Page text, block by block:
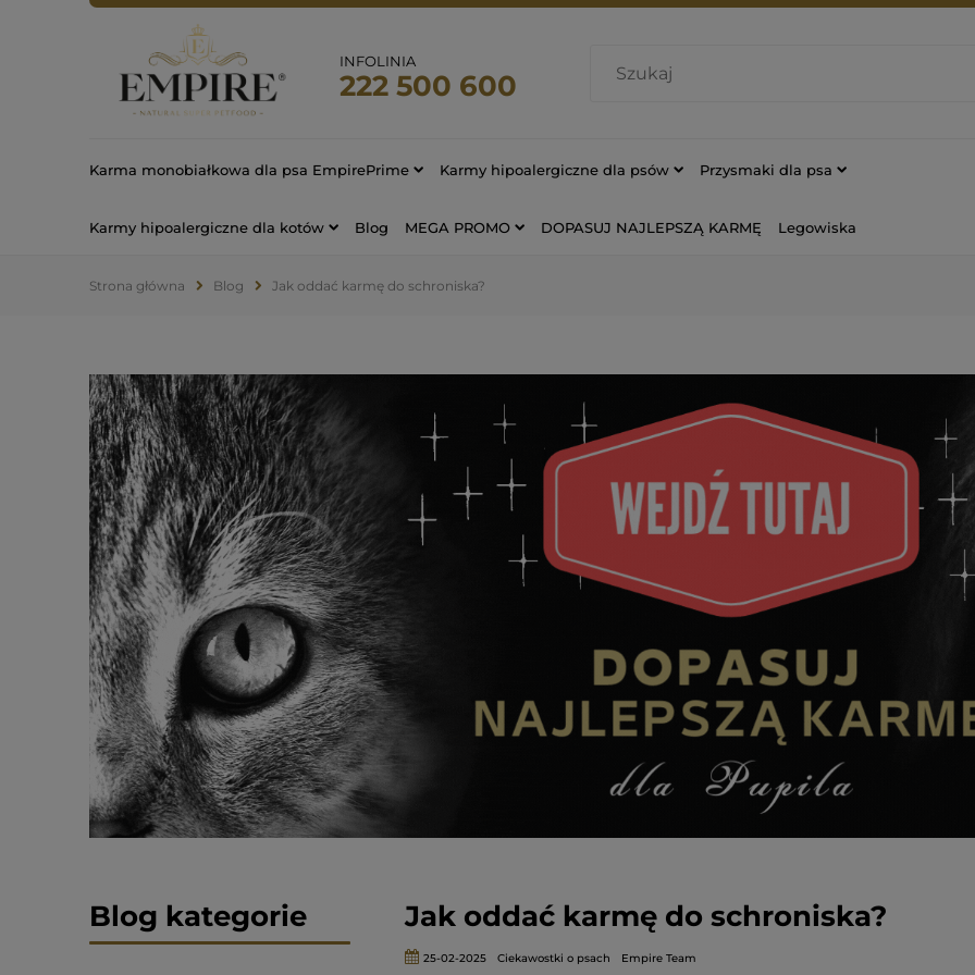
INFOLINIA
222 500 600
Karma monobiałkowa dla psa EmpirePrime Karmy hipoalergiczne dla psów Przysmaki dla psa
Karmy hipoalergiczne dla kotów Blog MEGA PROMO DOPASUJ NAJLEPSZĄ KARMĘ Legowiska
Strona główna Blog Jak oddać karmę do schroniska?
Blog kategorie Jak oddać karmę do schroniska?
25-02-2025 Ciekawostki o psach Empire Team